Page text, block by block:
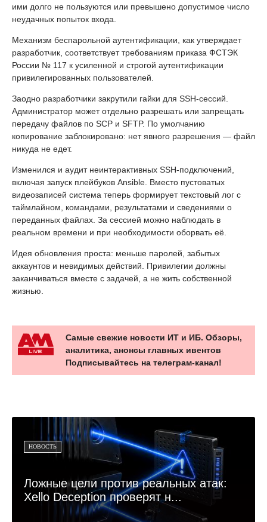
ими долго не пользуются или превышено допустимое число
неудачных попыток входа.
Механизм беспарольной аутентификации, как утверждает
разработчик, соответствует требованиям приказа ФСТЭК
России № 117 к усиленной и строгой аутентификации
привилегированных пользователей.
Заодно разработчики закрутили гайки для SSH-сессий.
Администратор может отдельно разрешать или запрещать
передачу файлов по SCP и SFTP. По умолчанию
копирование заблокировано: нет явного разрешения — файл
никуда не едет.
Изменился и аудит неинтерактивных SSH-подключений,
включая запуск плейбуков Ansible. Вместо пустоватых
видеозаписей система теперь формирует текстовый лог с
таймлайном, командами, результатами и сведениями о
переданных файлах. За сессией можно наблюдать в
реальном времени и при необходимости оборвать её.
Идея обновления проста: меньше паролей, забытых
аккаунтов и невидимых действий. Привилегии должны
заканчиваться вместе с задачей, а не жить собственной
жизнью.
Самые свежие новости ИТ и ИБ. Обзоры,
аналитика, анонсы главных ивентов
Подписывайтесь на телеграм-канал!
НОВОСТЬ
Ложные цели против реальных атак:
Xello Deception проверят н...